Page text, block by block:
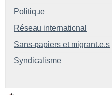
Politique
Réseau international
Sans-papiers et migrant.e.s
Syndicalisme